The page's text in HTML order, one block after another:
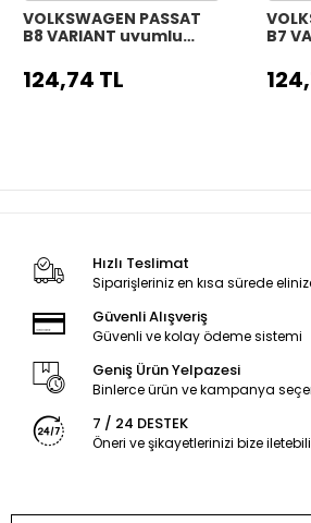
VOLKSWAGEN PASSAT
B8 VARIANT uyumlu
direksiyon kılıfı siyah
dikiş
124,74 TL
B7
dikiş
Hızlı Teslimat
Siparişleriniz en kısa sürede
Güvenli Alışveriş
Güvenli ve kolay ödeme sistemi
Geniş Ürün Yelpazesi
Binlerce ürün ve kampanya
7 / 24 DESTEK
Öneri ve şikayetlerinizi bize